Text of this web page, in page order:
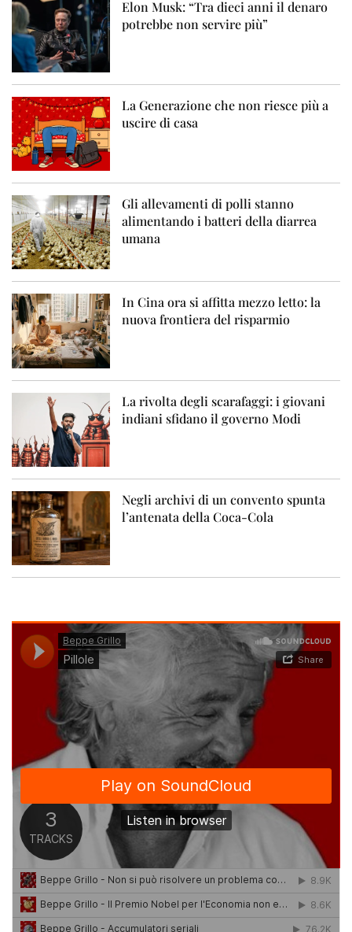
Elon Musk: “Tra dieci anni il denaro
potrebbe non servire più”
La Generazione che non riesce più a
uscire di casa
Gli allevamenti di polli stanno
alimentando i batteri della diarrea
umana
In Cina ora si affitta mezzo letto: la
nuova frontiera del risparmio
La rivolta degli scarafaggi: i giovani
indiani sfidano il governo Modi
Negli archivi di un convento spunta
l’antenata della Coca-Cola